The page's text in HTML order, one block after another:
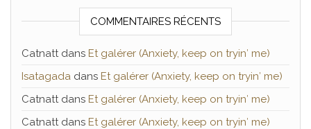
COMMENTAIRES RÉCENTS
Catnattdans Et galérer (Anxiety, keep on tryin′ me)
Isatagada dans Et galérer (Anxiety, keep on tryin′ me)
Catnattdans Et galérer (Anxiety, keep on tryin′ me)
Catnattdans Et galérer (Anxiety, keep on tryin′ me)